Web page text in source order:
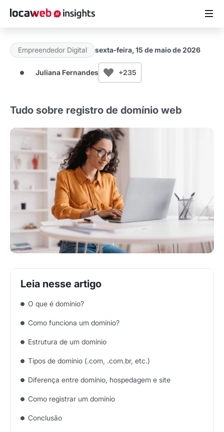
ARTIGOS
MATERIAIS GRATUITOS
ESTUDOS
CASES DE SUCESSO
LOCAWEB.COM.BR
Empreendedor Digital sexta-feira, 15 de maio de 2026
Juliana Fernandes +235
Tudo sobre registro de domínio web
O que é domínio?
Como funciona um domínio?
Estrutura de um domínio
Tipos de domínio (.com, .com.br, etc.)
Diferença entre domínio, hospedagem e site
Como registrar um domínio
Conclusão